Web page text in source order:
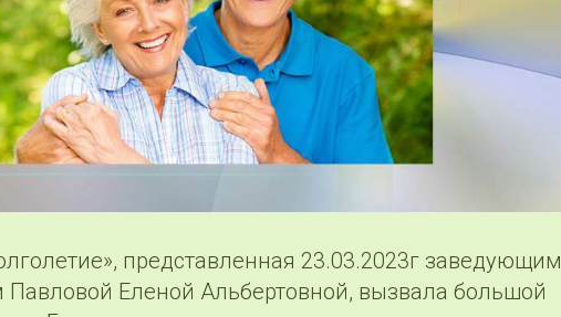
представленная 23.03.2023г заведующим
Еленой Альбертовной, вызвала большой